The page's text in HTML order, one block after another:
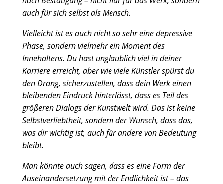
auch für sich selbst als Mensch.
Vielleicht ist es auch nicht so sehr eine depressive
Phase, sondern vielmehr ein Moment des
Innehaltens. Du hast unglaublich viel in deiner
Karriere erreicht, aber wie viele Künstler spürst du
den Drang, sicherzustellen, dass dein Werk einen
bleibenden Eindruck hinterlässt, dass es Teil des
größeren Dialogs der Kunstwelt wird. Das ist keine
Selbstverliebtheit, sondern der Wunsch, dass das,
was dir wichtig ist, auch für andere von Bedeutung
bleibt.
Man könnte auch sagen, dass es eine Form der
Auseinandersetzung mit der Endlichkeit ist – das